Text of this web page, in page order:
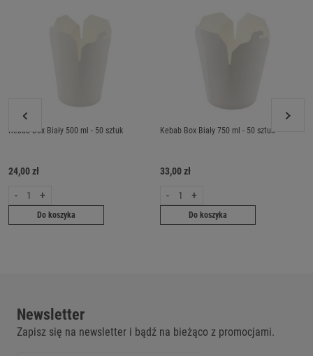
Kebab Box Biały 500 ml - 50 sztuk
24,00 zł
- +
Do koszyka
Kebab Box Biały 750 ml - 50 sztuk
33,00 zł
- +
Do koszyka
Newsletter
Zapisz się na newsletter i bądź na bieżąco z promocjami.